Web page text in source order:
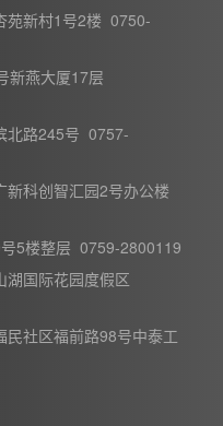
苑新村1号2楼 0750-
新燕大厦17层
北路245号 0757-
科创智汇园2号办公楼
5楼整层 0759-2800119
湖国际花园度假区
社区福前路98号中泰工